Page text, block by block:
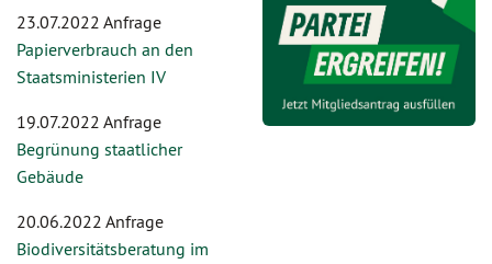
23.07.2022 Anfrage
Papierverbrauch an den
Staatsministerien IV
19.07.2022 Anfrage
Begrünung staatlicher
Gebäude
20.06.2022 Anfrage
Biodiversitätsberatung im